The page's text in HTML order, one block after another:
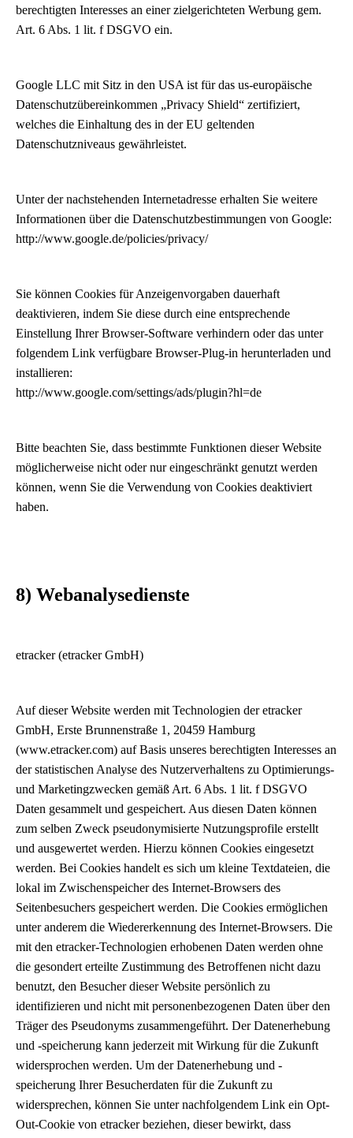
berechtigten Interesses an einer zielgerichteten Werbung gem.
Art. 6 Abs. 1 lit. f DSGVO ein.
Google LLC mit Sitz in den USA ist für das us-europäische
Datenschutzübereinkommen „Privacy Shield“ zertifiziert,
welches die Einhaltung des in der EU geltenden
Datenschutzniveaus gewährleistet.
Unter der nachstehenden Internetadresse erhalten Sie weitere
Informationen über die Datenschutzbestimmungen von Google:
http://www.google.de/policies/privacy/
Sie können Cookies für Anzeigenvorgaben dauerhaft
deaktivieren, indem Sie diese durch eine entsprechende
Einstellung Ihrer Browser-Software verhindern oder das unter
folgendem Link verfügbare Browser-Plug-in herunterladen und
installieren:
http://www.google.com/settings/ads/plugin?hl=de
Bitte beachten Sie, dass bestimmte Funktionen dieser Website
möglicherweise nicht oder nur eingeschränkt genutzt werden
können, wenn Sie die Verwendung von Cookies deaktiviert
haben.
8) Webanalysedienste
etracker (etracker GmbH)
Auf dieser Website werden mit Technologien der etracker
GmbH, Erste Brunnenstraße 1, 20459 Hamburg
(www.etracker.com) auf Basis unseres berechtigten Interesses an
der statistischen Analyse des Nutzerverhaltens zu Optimierungs-
und Marketingzwecken gemäß Art. 6 Abs. 1 lit. f DSGVO
Daten gesammelt und gespeichert. Aus diesen Daten können
zum selben Zweck pseudonymisierte Nutzungsprofile erstellt
und ausgewertet werden. Hierzu können Cookies eingesetzt
werden. Bei Cookies handelt es sich um kleine Textdateien, die
lokal im Zwischenspeicher des Internet-Browsers des
Seitenbesuchers gespeichert werden. Die Cookies ermöglichen
unter anderem die Wiedererkennung des Internet-Browsers. Die
mit den etracker-Technologien erhobenen Daten werden ohne
die gesondert erteilte Zustimmung des Betroffenen nicht dazu
benutzt, den Besucher dieser Website persönlich zu
identifizieren und nicht mit personenbezogenen Daten über den
Träger des Pseudonyms zusammengeführt. Der Datenerhebung
und -speicherung kann jederzeit mit Wirkung für die Zukunft
widersprochen werden. Um der Datenerhebung und -
speicherung Ihrer Besucherdaten für die Zukunft zu
widersprechen, können Sie unter nachfolgendem Link ein Opt-
Out-Cookie von etracker beziehen, dieser bewirkt, dass